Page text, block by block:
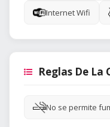
Internet Wifi
Reglas De La
No se permite